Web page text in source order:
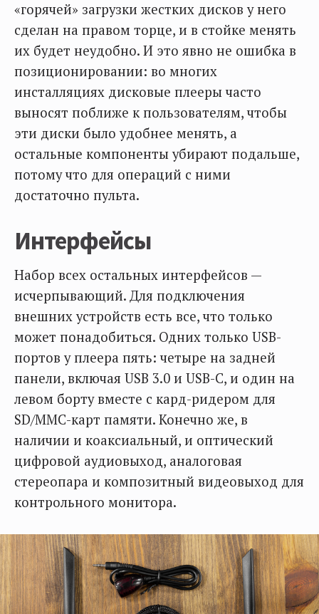
«горячей» загрузки жестких дисков у него
сделан на правом торце, и в стойке менять
их будет неудобно. И это явно не ошибка в
позиционировании: во многих
инсталляциях дисковые плееры часто
выносят поближе к пользователям, чтобы
эти диски было удобнее менять, а
остальные компоненты убирают подальше,
потому что для операций с ними
достаточно пульта.
Интерфейсы
Набор всех остальных интерфейсов —
исчерпывающий. Для подключения
внешних устройств есть все, что только
может понадобиться. Одних только USB-
портов у плеера пять: четыре на задней
панели, включая USB 3.0 и USB-С, и один на
левом борту вместе с кард-ридером для
SD/MMC-карт памяти. Конечно же, в
наличии и коаксиальный, и оптический
цифровой аудиовыход, аналоговая
стереопара и композитный видеовыход для
контрольного монитора.